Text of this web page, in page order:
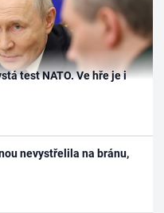
test NATO. Ve hře je i
nevystřelila na bránu,